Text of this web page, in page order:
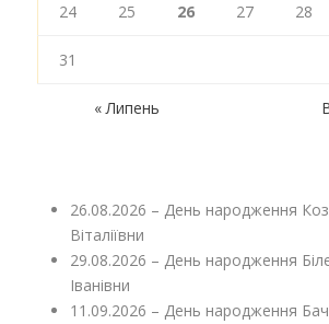
24 25 26 27 28
31
« Липень
26.08.2026 – День народження
Віталіївни
29.08.2026 – День народження
Іванівни
11.09.2026 – День народження